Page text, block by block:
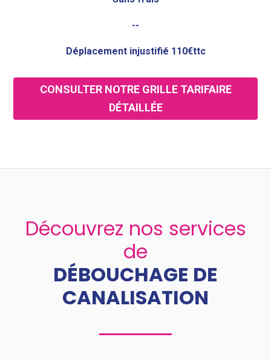
--
Déplacement injustifié 110€ttc
CONSULTER NOTRE GRILLE TARIFAIRE
DÉTAILLÉE
Découvrez nos services
de
DÉBOUCHAGE DE
CANALISATION